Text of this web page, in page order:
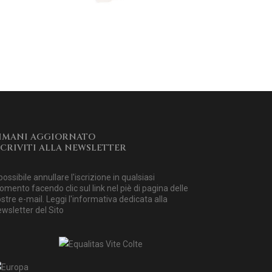
AGGIORNATO
ALLA NEWSLETTER
annullare l'iscrizione in qualsiasi
facendo clic sul link nel piè di pagina delle
e-mail. Leggi l'informativa dedicata alla
del Sito